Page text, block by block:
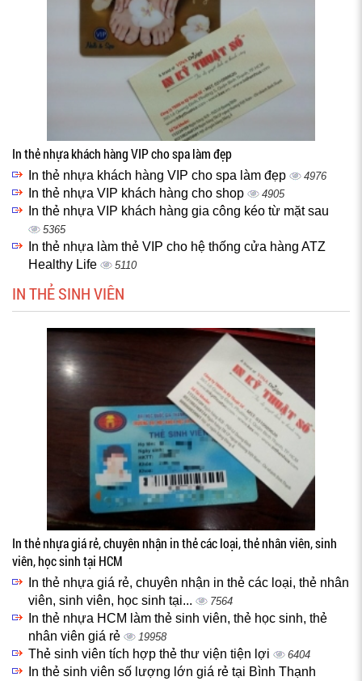
In thẻ nhựa khách hàng VIP cho spa làm đẹp
In thẻ nhựa khách hàng VIP cho spa làm đẹp 4976
In thẻ nhựa VIP khách hàng cho shop 4905
In thẻ nhựa VIP khách hàng gia công kéo từ mặt sau
5365
In thẻ nhựa làm thẻ VIP cho hệ thống cửa hàng ATZ
Healthy Life
5110
IN THẺ SINH VIÊN
In thẻ nhựa giá rẻ, chuyên nhận in thẻ các loại, thẻ nhân viên, sinh
viên, học sinh tại HCM
In thẻ nhựa giá rẻ, chuyên nhận in thẻ các loại, thẻ nhân
viên, sinh viên, học sinh tại...
7564
In thẻ nhựa HCM làm thẻ sinh viên, thẻ học sinh, thẻ
nhân viên giá rẻ
19958
Thẻ sinh viên tích hợp thẻ thư viện tiện lợi 6404
In thẻ sinh viên số lượng lớn giá rẻ tại Bình Thạnh